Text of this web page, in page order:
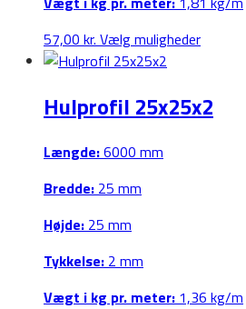
57,00 kr. Vælg mulighederDette
flere
varianter.
Hulprofil 25x25x2
Længde:6000 mm
Bredde: 25 mm
Højde: 25 mm
Tykkelse: 2 mm
Vægt i kg pr. meter: 1,36 kg/m